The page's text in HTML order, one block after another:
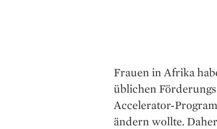
Frauen in Afrika
üblichen
Accelerator-
ändern wollte.